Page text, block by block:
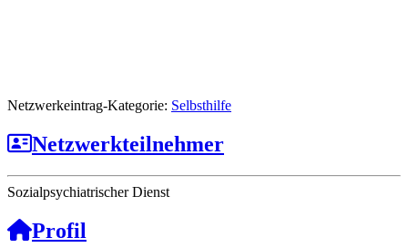
Netzwerkeintrag-Kategorie: Selbsthilfe
Netzwerkteilnehmer
Sozialpsychiatrischer Dienst
Profil